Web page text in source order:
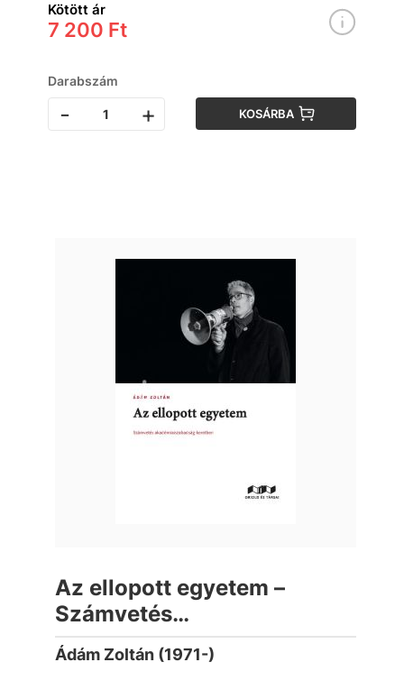
Kötött ár
7 200 Ft
Darabszám
- + KOSÁRBA
Az ellopott egyetem –
Számvetés
akadémiaiszabadság-
keretben
Ádám Zoltán (1971-)